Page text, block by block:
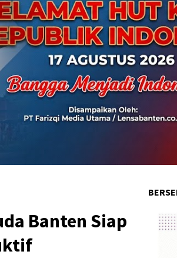
Banten Siap